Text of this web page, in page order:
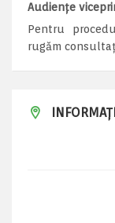
Audiențe
Pentru
rugăm